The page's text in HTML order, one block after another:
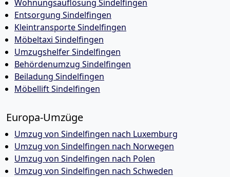
Wohnungsauflösung Sindelfingen
Entsorgung Sindelfingen
Kleintransporte Sindelfingen
Möbeltaxi Sindelfingen
Umzugshelfer Sindelfingen
Behördenumzug Sindelfingen
Beiladung Sindelfingen
Möbellift Sindelfingen
Europa-Umzüge
Umzug von Sindelfingen nach Luxemburg
Umzug von Sindelfingen nach Norwegen
Umzug von Sindelfingen nach Polen
Umzug von Sindelfingen nach Schweden